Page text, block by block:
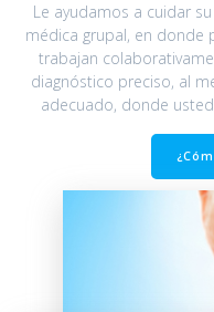
Le ayudamos a cuidar
médica grupal, en donde
trabajan
diagnóstico preciso, al
adecuado, donde